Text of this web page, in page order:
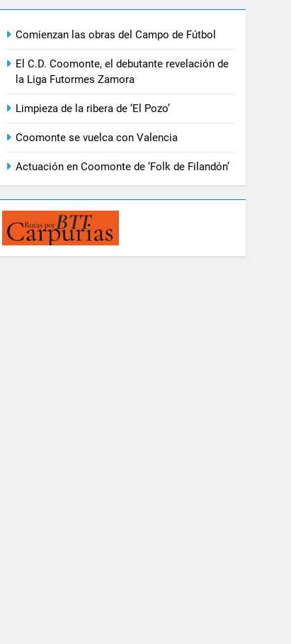
Comienzan las obras del Campo de Fútbol
El C.D. Coomonte, el debutante revelación de
la Liga Futormes Zamora
Limpieza de la ribera de ‘El Pozo’
Coomonte se vuelca con Valencia
Actuación en Coomonte de ‘Folk de Filandón’